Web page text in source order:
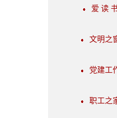
爱 读
文明之
党建工
职工之